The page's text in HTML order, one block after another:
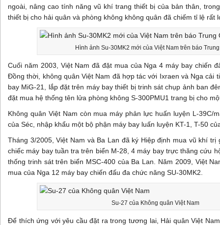
ngoài, nâng cao tính năng vũ khí trang thiết bị của bản thân,
thiết bị cho hải quân và phòng không không quân đã chiếm tỉ lệ rất
Hình ảnh Su-30MK2 mới của Việt Nam trên báo
Cuối năm 2003, Việt Nam đã đặt mua của Nga 4 máy bay chiến
Đồng thời, không quân Việt Nam đã hợp tác với Ixraen và Nga cải
bay MiG-21, lắp đặt trên máy bay thiết bị trinh sát chụp ảnh ban
đặt mua hệ thống tên lửa phòng không S-300PMU1 trang bị cho
Không quân Việt Nam còn mua máy phản lực huấn luyện L-39C/
của Séc, nhập khẩu một bộ phận máy bay luấn luyện KT-1, T-50
Tháng 3/2005, Việt Nam và Ba Lan đã ký Hiệp định mua vũ khí trị
chiếc máy bay tuần tra trên biển M-28, 4 máy bay trực thăng cứu
thống trinh sát trên biển MSC-400 của Ba Lan. Năm 2009, Việt
mua của Nga 12 máy bay chiến đấu đa chức năng SU-30MK2.
Su-27 của Không quân Việt Nam
Để thích ứng với yêu cầu đặt ra trong tương lai, Hải quân Việt